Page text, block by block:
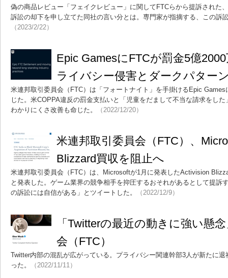
偽の商品レビュー「フェイクレビュー」に関してFTCらから提訴された
訴訟の却下を申し立てた同社の言い分とは。専門家が指摘する、この訴
（2023/2/22）
Epic GamesにFTCが罰金5億
ライバシー侵害とダークパター
米連邦取引委員会（FTC）は「フォートナイト」を手掛けるEpic
じた。米COPPA違反の罰金支払いと「児童をだまして不当な請求をし
わかりにくさ改善も命じた。
（2022/12/20）
米連邦取引委員会（FTC）、
Blizzard買収を阻止へ
米連邦取引委員会（FTC）は、Microsoftが1月に発表したActivision
と発表した。ゲーム業界の競争相手を抑圧するおそれがあるとして提訴
の訴訟には自信がある」とツイートした。
（2022/12/9）
「Twitterの最近の動きに強い懸
会（FTC）
Twitter内部の混乱が広がっている。プライバシー関連幹部3人が新たに
った。
（2022/11/11）